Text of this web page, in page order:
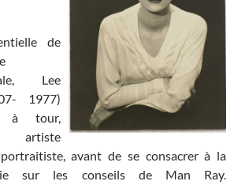
de
Lee
1977)
à tour,
artiste
avant de se consacrer à la
sur les conseils de Man Ray.